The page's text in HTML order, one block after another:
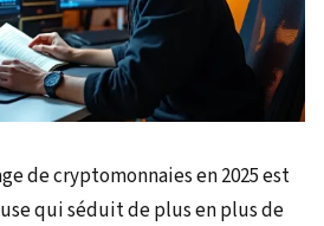
de cryptomonnaies en 2025 est
qui séduit de plus en plus de